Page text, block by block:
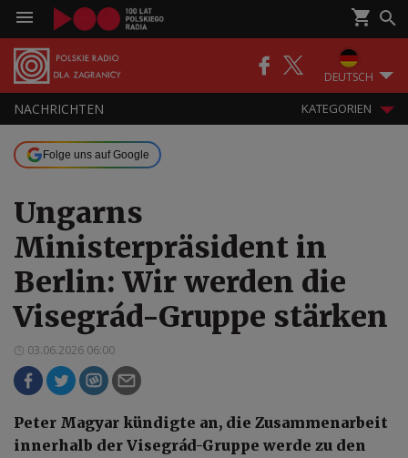
DEUTSCH
NACHRICHTEN KATEGORIEN
Folge uns auf Google
Ungarns
Ministerpräsident in
Berlin: Wir werden die
Visegrád-Gruppe stärken
03.06.2026 06:00
Peter Magyar kündigte an, die Zusammenarbeit
innerhalb der Visegrád-Gruppe werde zu den